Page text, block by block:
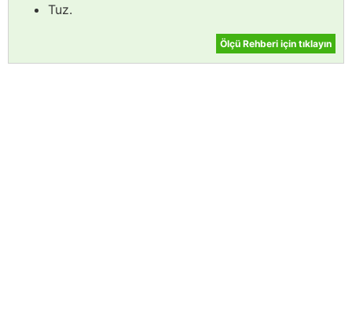
Tuz.
Ölçü Rehberi için tıklayın